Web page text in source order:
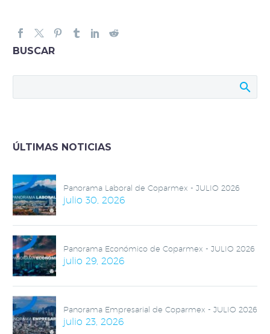
BUSCAR
ÚLTIMAS NOTICIAS
Panorama Laboral de Coparmex - JULIO 2026
julio 30, 2026
Panorama Económico de Coparmex - JULIO 2026
julio 29, 2026
Panorama Empresarial de Coparmex - JULIO 2026
julio 23, 2026